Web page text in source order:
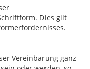
Dies gilt
Vereinbarung ganz